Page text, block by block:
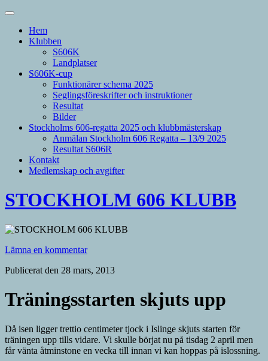
Hem
Klubben
S606K
Landplatser
S606K-cup
Funktionärer schema 2025
Seglingsföreskrifter och instruktioner
Resultat
Bilder
Stockholms 606-regatta 2025 och klubbmästerskap
Anmälan Stockholm 606 Regatta – 13/9 2025
Resultat S606R
Kontakt
Medlemskap och avgifter
STOCKHOLM 606 KLUBB
Lämna en kommentar
Publicerat den 28 mars, 2013
Träningsstarten skjuts upp
Då isen ligger trettio centimeter tjock i Islinge skjuts starten för
träningen upp tills vidare. Vi skulle börjat nu på tisdag 2 april men
får vänta åtminstone en vecka till innan vi kan hoppas på islossning.